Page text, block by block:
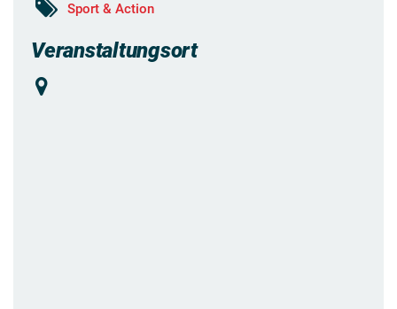
Sport & Action
Veranstaltungsort